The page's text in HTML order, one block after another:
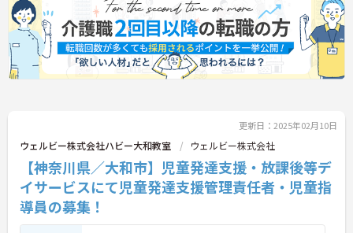
更新日：2025年02月10日
ウェルビー株式会社ハビー大和教室 ウェルビー株式会社
【神奈川県／大和市】児童発達支援・放課後等デ
イサービスにて児童発達支援管理責任者・児童指
導員の募集！